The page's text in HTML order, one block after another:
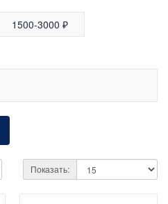
1500-3000 ₽
Показать: